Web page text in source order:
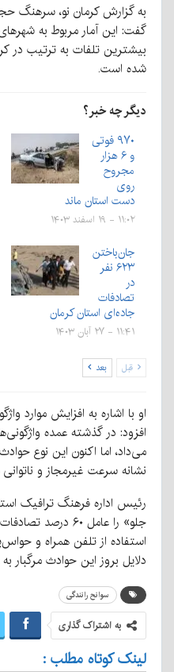
به گزارش کرمان نو، سرهنگ
گفت: این آمار مربوط به
بیشترین تلفات به ترتیب در
شده است.
دیگر چه خبر؟
۹۷۰ فوتی
و ۶ هزار
مجروح
روی
دست استان ماند
۱۱:۰۲ - ۱۹ اسفند ۱۴۰۳
جان‌باختن
۶۲۳ نفر
در
تصادفات
جاده‌ای استان کرمان
۱۱:۴۱ - ۲۷ آبان ۱۴۰۳
قبل بعد
او با اشاره به افزایش موارد
افزود: در گذشته عمده
می‌داد، اما اکنون این نوع
نشانه سرعت غیرمجاز و
رئیس اداره فرهنگ ترافیک
جلو» را عامل ۶۰
استفاده از تلفن همراه و
دلایل بروز این حوادث مرگبار
سوانح رانندگی
به اشتراک گذاری
لینک کوتاه مطلب :